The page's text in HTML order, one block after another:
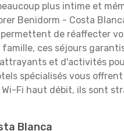
plus intime et
Benidorm - Costa
de réaffecter
ces séjours
et d'activités
spécialisés vous
Fi haut débit, ils sont
Blanca